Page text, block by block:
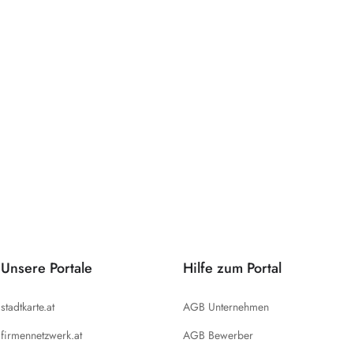
Unsere Portale
stadtkarte.at
firmennetzwerk.at
Hilfe zum Portal
AGB Unternehmen
AGB Bewerber